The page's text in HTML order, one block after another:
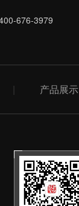
676-3979
| 产品展示